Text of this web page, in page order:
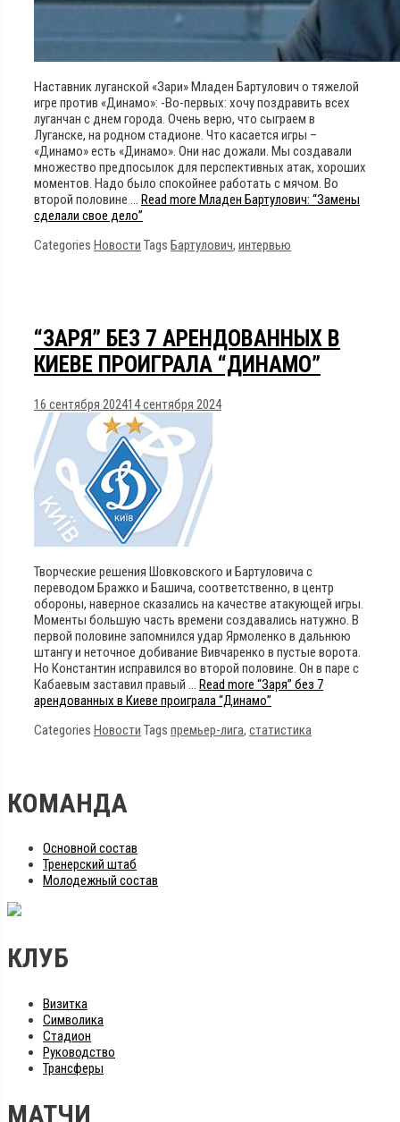
Наставник луганской «Зари» Младен Бартулович о тяжелой
игре против «Динамо»: -Во-первых: хочу поздравить всех
луганчан с днем ​​города. Очень верю, что сыграем в
Луганске, на родном стадионе. Что касается игры –
«Динамо» есть «Динамо». Они нас дожали. Мы создавали
множество предпосылок для перспективных атак, хороших
моментов. Надо было спокойнее работать с мячом. Во
второй половине … Read more Младен Бартулович: “Замены
сделали свое дело”
Categories Новости Tags Бартулович, интервью
“ЗАРЯ” БЕЗ 7 АРЕНДОВАННЫХ В
КИЕВЕ ПРОИГРАЛА “ДИНАМО”
16 сентября 202414 сентября 2024
Творческие решения Шовковского и Бартуловича с
переводом Бражко и Башича, соответственно, в центр
обороны, наверное сказались на качестве атакующей игры.
Моменты большую часть времени создавались натужно. В
первой половине запомнился удар Ярмоленко в дальнюю
штангу и неточное добивание Вивчаренко в пустые ворота.
Но Константин исправился во второй половине. Он в паре с
Кабаевым заставил правый … Read more “Заря” без 7
арендованных в Киеве проиграла “Динамо”
Categories Новости Tags премьер-лига, статистика
КОМАНДА
Основной состав
Тренерский штаб
Молодежный состав
КЛУБ
Визитка
Символика
Стадион
Руководство
Трансферы
МАТЧИ